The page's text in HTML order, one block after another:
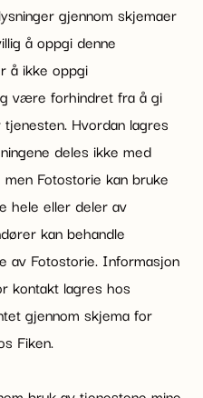
gjennom skjemaer
å oppgi denne
å ikke oppgi
være forhindret fra å gi
Hvordan lagres
deles ikke med
Fotostorie kan bruke
hele eller deler av
kan behandle
av Fotostorie. Informasjon
kontakt lagres hos
gjennom skjema for
Fiken.